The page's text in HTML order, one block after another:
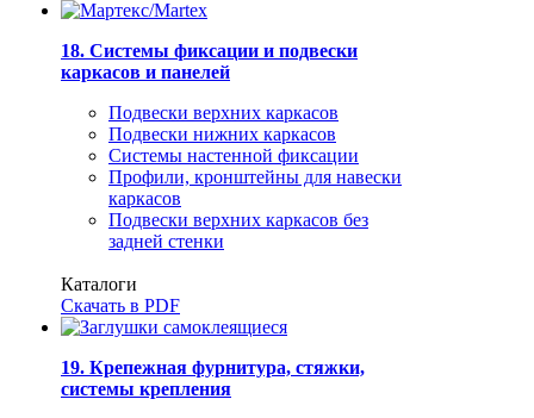
18. Системы фиксации и подвески
каркасов и панелей
Подвески верхних каркасов
Подвески нижних каркасов
Системы настенной фиксации
Профили, кронштейны для навески
каркасов
Подвески верхних каркасов без
задней стенки
Каталоги
Скачать в PDF
19. Крепежная фурнитура, стяжки,
системы крепления